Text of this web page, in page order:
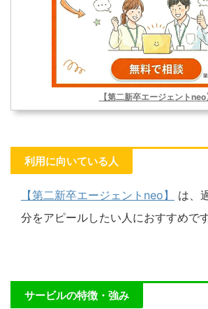
【第二新卒エージェントneo】
利用に向いている人
【第二新卒エージェントneo】
は、
分をアピールしたい人におすすめです
サービルの特徴・強み